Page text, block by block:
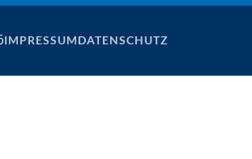
IMPRESSUMDATENSCHUTZ